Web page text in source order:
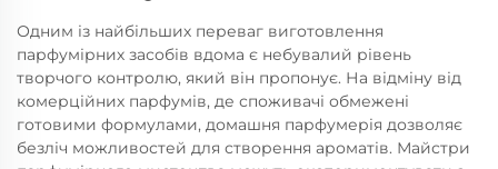
Одним із найбільших переваг виготовлення
парфумірних засобів вдома є небувалий рівень
творчого контролю, який він пропонує. На відміну від
комерційних парфумів, де споживачі обмежені
готовими формулами, домашня парфумерія дозволяє
безліч можливостей для створення ароматів. Майстри